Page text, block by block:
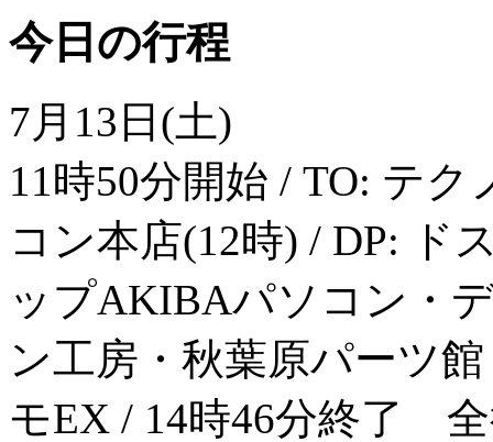
今日の行程
7月13日(土)
11時50分開始 / TO: テ
コン本店(12時) / DP: ド
ップAKIBAパソコン・
ン工房・秋葉原パーツ
モEX / 14時46分終了